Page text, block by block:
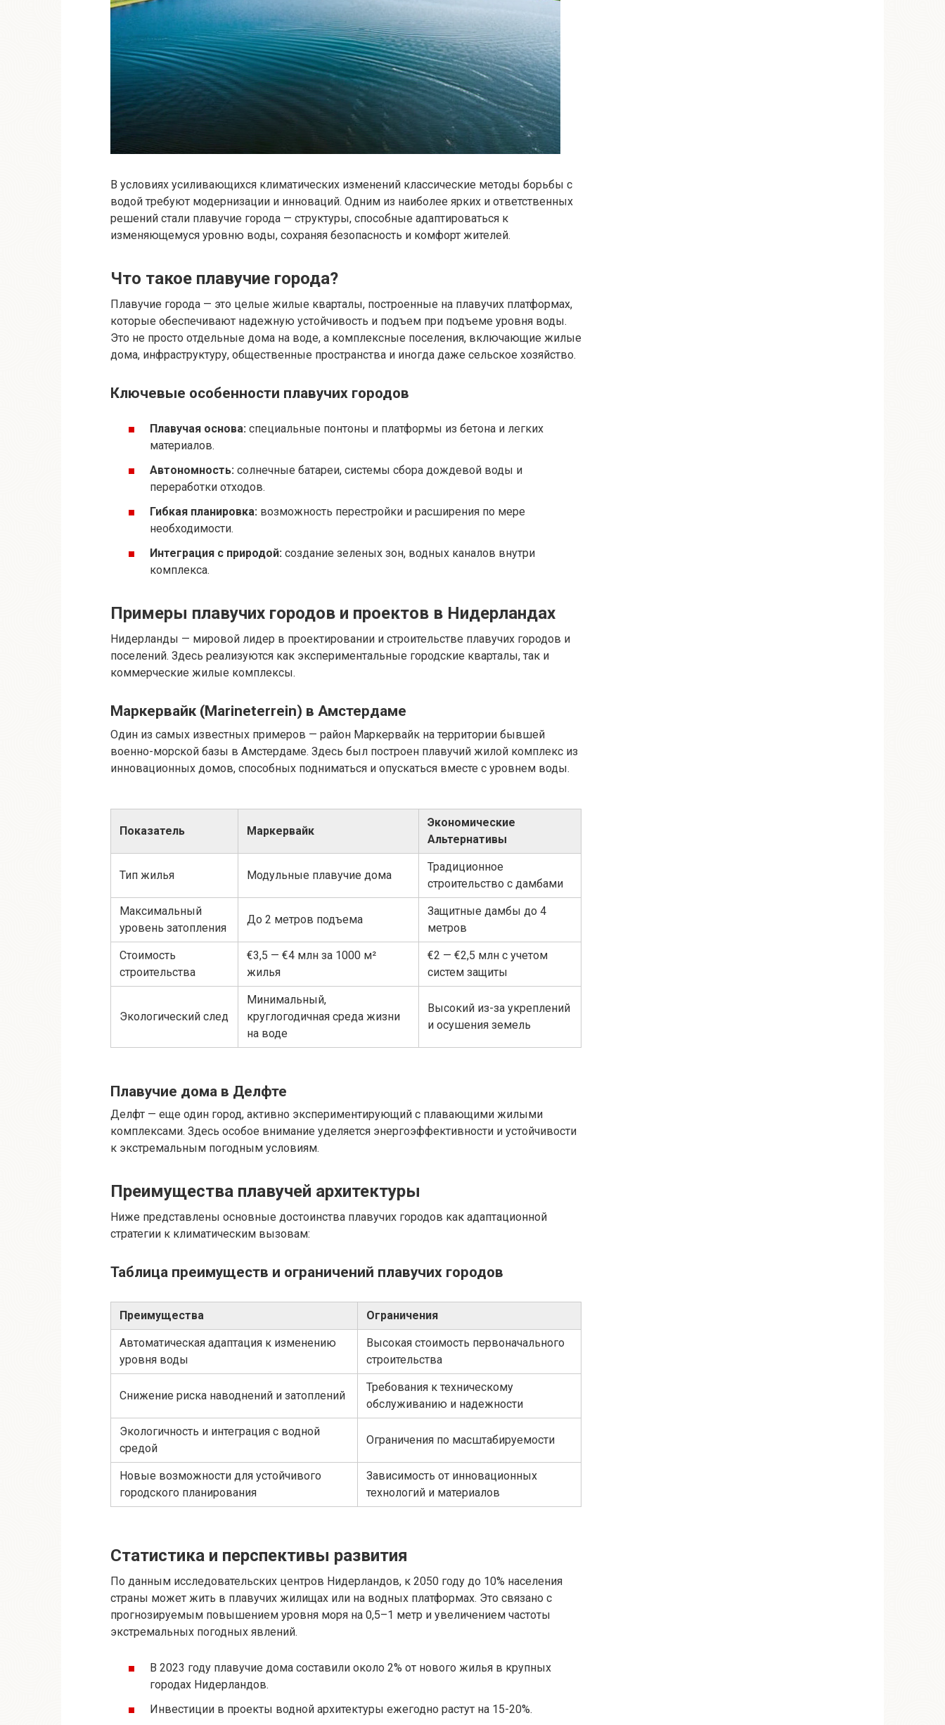
В условиях усиливающихся климатических изменений классические методы борьбы с
водой требуют модернизации и инноваций. Одним из наиболее ярких и ответственных
решений стали плавучие города — структуры, способные адаптироваться к
изменяющемуся уровню воды, сохраняя безопасность и комфорт жителей.
Что такое плавучие города?
Плавучие города — это целые жилые кварталы, построенные на плавучих платформах,
которые обеспечивают надежную устойчивость и подъем при подъеме уровня воды.
Это не просто отдельные дома на воде, а комплексные поселения, включающие жилые
дома, инфраструктуру, общественные пространства и иногда даже сельское хозяйство.
Ключевые особенности плавучих городов
Плавучая основа: специальные понтоны и платформы из бетона и легких
материалов.
Автономность: солнечные батареи, системы сбора дождевой воды и
переработки отходов.
Гибкая планировка: возможность перестройки и расширения по мере
необходимости.
Интеграция с природой: создание зеленых зон, водных каналов внутри
комплекса.
Примеры плавучих городов и проектов в Нидерландах
Нидерланды — мировой лидер в проектировании и строительстве плавучих городов и
поселений. Здесь реализуются как экспериментальные городские кварталы, так и
коммерческие жилые комплексы.
Маркервайк (Marineterrein) в Амстердаме
Один из самых известных примеров — район Маркервайк на территории бывшей
военно-морской базы в Амстердаме. Здесь был построен плавучий жилой комплекс из
инновационных домов, способных подниматься и опускаться вместе с уровнем воды.
Показатель Маркервайк
Экономические
Альтернативы
Тип жилья Модульные плавучие дома
Традиционное
строительство с дамбами
Максимальный
уровень затопления
До 2 метров подъема
Защитные дамбы до 4
метров
Стоимость
строительства
€3,5 — €4 млн за 1000 м²
жилья
€2 — €2,5 млн с учетом
систем защиты
Экологический след
Минимальный,
круглогодичная среда жизни
на воде
Высокий из-за укреплений
и осушения земель
Плавучие дома в Делфте
Делфт — еще один город, активно экспериментирующий с плавающими жилыми
комплексами. Здесь особое внимание уделяется энергоэффективности и устойчивости
к экстремальным погодным условиям.
Преимущества плавучей архитектуры
Ниже представлены основные достоинства плавучих городов как адаптационной
стратегии к климатическим вызовам:
Таблица преимуществ и ограничений плавучих городов
Преимущества Ограничения
Автоматическая адаптация к изменению
уровня воды
Высокая стоимость первоначального
строительства
Снижение риска наводнений и затоплений
Требования к техническому
обслуживанию и надежности
Экологичность и интеграция с водной
средой
Ограничения по масштабируемости
Новые возможности для устойчивого
городского планирования
Зависимость от инновационных
технологий и материалов
Статистика и перспективы развития
По данным исследовательских центров Нидерландов, к 2050 году до 10% населения
страны может жить в плавучих жилищах или на водных платформах. Это связано с
прогнозируемым повышением уровня моря на 0,5–1 метр и увеличением частоты
экстремальных погодных явлений.
В 2023 году плавучие дома составили около 2% от нового жилья в крупных
городах Нидерландов.
Инвестиции в проекты водной архитектуры ежегодно растут на 15-20%.